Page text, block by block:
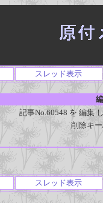
スレッド表示
記事No.60548 を 編集
削除キ
スレッド表示